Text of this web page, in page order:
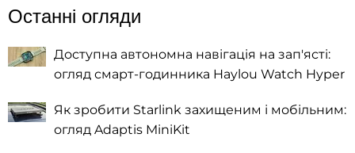
Останні огляди
Доступна автономна навігація на зап'ясті:
огляд смарт-годинника Haylou Watch Hyper
Як зробити Starlink захищеним і мобільним:
огляд Adaptis MiniKit